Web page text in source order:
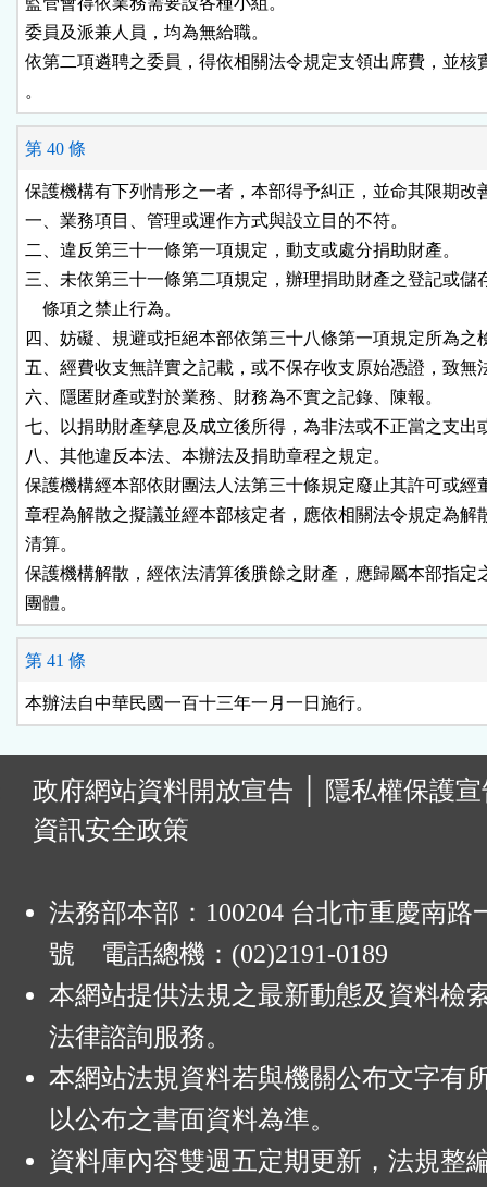
委員及派兼人員，均為無給職。
依第二項遴聘之委員，得依相關法令規定支領出席費，並核
。
第 40 條
保護機構有下列情形之一者，本部得予糾正，並命其限期改
一、業務項目、管理或運作方式與設立目的不符。
二、違反第三十一條第一項規定，動支或處分捐助財產。
三、未依第三十一條第二項規定，辦理捐助財產之登記或儲
    條項之禁止行為。
四、妨礙、規避或拒絕本部依第三十八條第一項規定所為之
五、經費收支無詳實之記載，或不保存收支原始憑證，致無
六、隱匿財產或對於業務、財務為不實之記錄、陳報。
七、以捐助財產孳息及成立後所得，為非法或不正當之支出
八、其他違反本法、本辦法及捐助章程之規定。
保護機構經本部依財團法人法第三十條規定廢止其許可或經
章程為解散之擬議並經本部核定者，應依相關法令規定為解
清算。
保護機構解散，經依法清算後賸餘之財產，應歸屬本部指定
團體。
第 41 條
本辦法自中華民國一百十三年一月一日施行。
政府網站資料開放宣告
隱私權保護
資訊安全政策
法務部本部：100204 台北市重慶南路
號 電話總機：(02)2191-0189
本網站提供法規之最新動態及資料檢
法律諮詢服務。
本網站法規資料若與機關公布文字有
以公布之書面資料為準。
資料庫內容雙週五定期更新，法規整